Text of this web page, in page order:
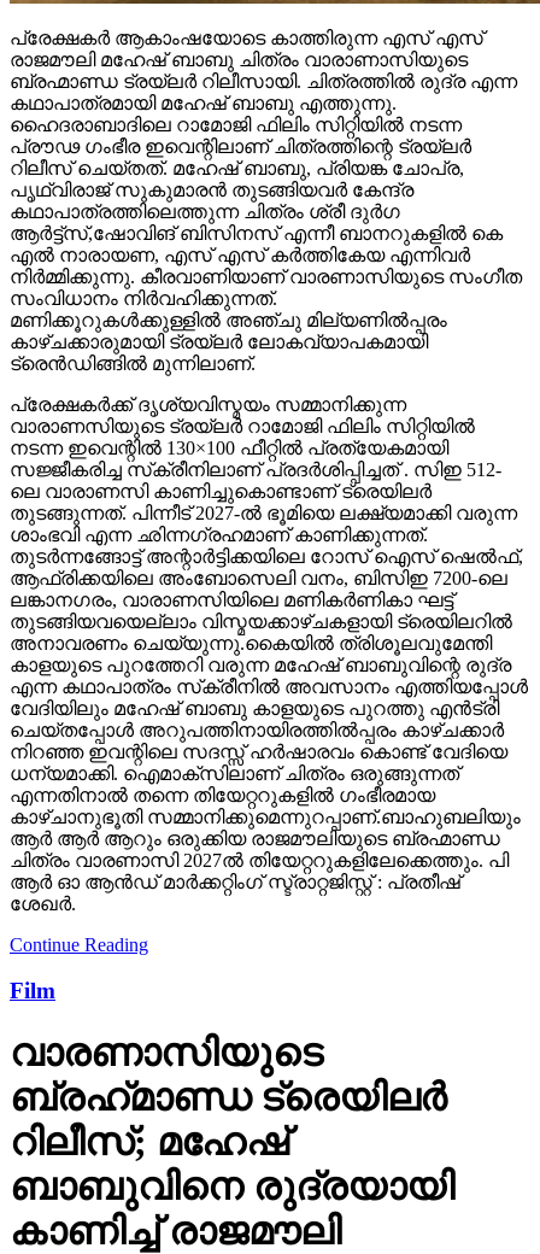
പ്രേക്ഷകർ ആകാംഷയോടെ കാത്തിരുന്ന എസ് എസ്
രാജമൗലി മഹേഷ് ബാബു ചിത്രം വാരാണാസിയുടെ
ബ്രഹ്മാണ്ഡ ട്രയ്ലർ റിലീസായി. ചിത്രത്തിൽ രുദ്ര എന്ന
കഥാപാത്രമായി മഹേഷ് ബാബു എത്തുന്നു.
ഹൈദരാബാദിലെ റാമോജി ഫിലിം സിറ്റിയിൽ നടന്ന
പ്രൗഢ ഗംഭീര ഇവെന്റിലാണ് ചിത്രത്തിന്റെ ട്രയ്ലർ
റിലീസ് ചെയ്തത്. മഹേഷ് ബാബു, പ്രിയങ്ക ചോപ്ര,
പൃഥ്വിരാജ് സുകുമാരൻ തുടങ്ങിയവർ കേന്ദ്ര
കഥാപാത്രത്തിലെത്തുന്ന ചിത്രം ശ്രീ ദുർഗ
ആർട്ട്സ്,ഷോവിങ് ബിസിനസ് എന്നീ ബാനറുകളിൽ കെ
എൽ നാരായണ, എസ് എസ് കർത്തികേയ എന്നിവർ
നിർമ്മിക്കുന്നു. കീരവാണിയാണ് വാരണാസിയുടെ സംഗീത
സംവിധാനം നിർവഹിക്കുന്നത്.
മണിക്കൂറുകൾക്കുള്ളിൽ അഞ്ചു മില്യണിൽപ്പരം
കാഴ്ചക്കാരുമായി ട്രയ്ലർ ലോകവ്യാപകമായി
ട്രെൻഡിങ്ങിൽ മുന്നിലാണ്.
പ്രേക്ഷകർക്ക് ദൃശ്യവിസ്മയം സമ്മാനിക്കുന്ന
വാരാണസിയുടെ ട്രയ്ലർ റാമോജി ഫിലിം സിറ്റിയിൽ
നടന്ന ഇവെന്റിൽ 130×100 ഫീറ്റിൽ പ്രത്യേകമായി
സജ്ജീകരിച്ച സ്‌ക്രീനിലാണ് പ്രദർശിപ്പിച്ചത് . സിഇ 512-
ലെ വാരാണസി കാണിച്ചുകൊണ്ടാണ് ട്രെയിലര്‍
തുടങ്ങുന്നത്. പിന്നീട് 2027-ല്‍ ഭൂമിയെ ലക്ഷ്യമാക്കി വരുന്ന
ശാംഭവി എന്ന ഛിന്നഗ്രഹമാണ് കാണിക്കുന്നത്.
തുടര്‍ന്നങ്ങോട്ട് അന്റാര്‍ട്ടിക്കയിലെ റോസ് ഐസ് ഷെല്‍ഫ്,
ആഫ്രിക്കയിലെ അംബോസെലി വനം, ബിസിഇ 7200-ലെ
ലങ്കാനഗരം, വാരാണസിയിലെ മണികര്‍ണികാ ഘട്ട്
തുടങ്ങിയവയെല്ലാം വിസ്മയക്കാഴ്ചകളായി ട്രെയിലറില്‍
അനാവരണം ചെയ്യുന്നു.കൈയില്‍ ത്രിശൂലവുമേന്തി
കാളയുടെ പുറത്തേറി വരുന്ന മഹേഷ് ബാബുവിന്റെ രുദ്ര
എന്ന കഥാപാത്രം സ്‌ക്രീനിൽ അവസാനം എത്തിയപ്പോൾ
വേദിയിലും മഹേഷ് ബാബു കാളയുടെ പുറത്തു എൻട്രി
ചെയ്തപ്പോൾ അറുപത്തിനായിരത്തിൽപ്പരം കാഴ്ചക്കാർ
നിറഞ്ഞ ഇവന്റിലെ സദസ്സ് ഹർഷാരവം കൊണ്ട് വേദിയെ
ധന്യമാക്കി. ഐമാക്‌സിലാണ് ചിത്രം ഒരുങ്ങുന്നത്
എന്നതിനാല്‍ തന്നെ തിയേറ്ററുകളില്‍ ഗംഭീരമായ
കാഴ്ചാനുഭൂതി സമ്മാനിക്കുമെന്നുറപ്പാണ്.ബാഹുബലിയും
ആർ ആർ ആറും ഒരുക്കിയ രാജമൗലിയുടെ ബ്രഹ്മാണ്ഡ
ചിത്രം വാരണാസി 2027ൽ തിയേറ്ററുകളിലേക്കെത്തും. പി
ആർ ഓ ആൻഡ് മാർക്കറ്റിംഗ് സ്ട്രാറ്റജിസ്റ്റ് : പ്രതീഷ്
ശേഖർ.
Continue Reading
Film
വാരണാസിയുടെ
ബ്രഹ്‌മാണ്ഡ ട്രെയിലര്‍
റിലീസ്; മഹേഷ്
ബാബുവിനെ രുദ്രയായി
കാണിച്ച് രാജമൗലി